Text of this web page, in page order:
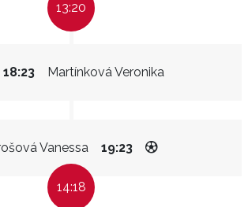
13:20
Martínková Veronika
18:23
Vanessa 19:23
14:18